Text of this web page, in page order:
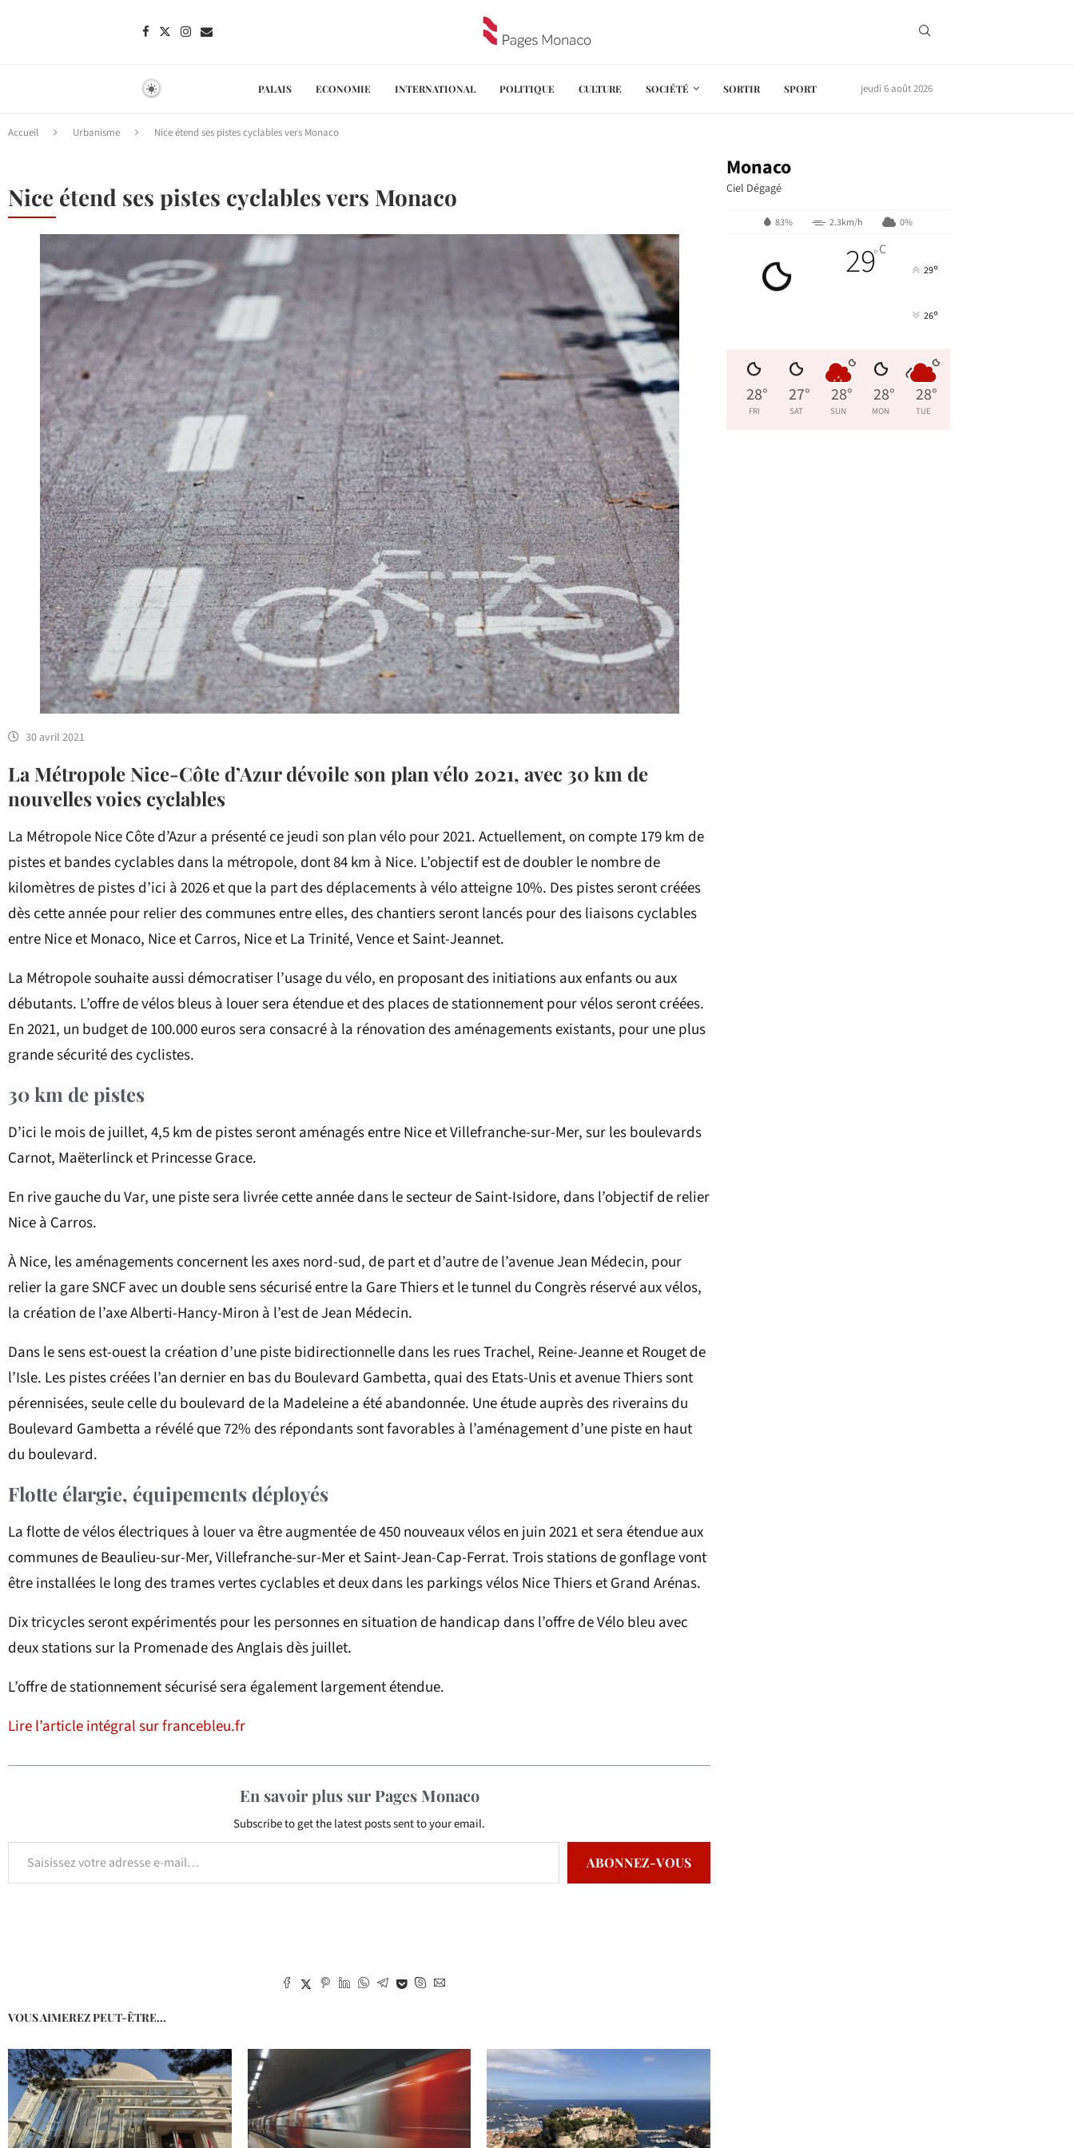
PALAIS ECONOMIE INTERNATIONAL POLITIQUE CULTURE SOCIÉTÉ SORTIR SPORT jeudi 6 août 2026
Accueil Urbanisme Nice étend ses pistes cyclables vers Monaco
Nice étend ses pistes cyclables vers Monaco
30 avril 2021
La Métropole Nice-Côte d’Azur dévoile son plan vélo 2021, avec 30 km de
nouvelles voies cyclables
La Métropole Nice Côte d’Azur a présenté ce jeudi son plan vélo pour 2021. Actuellement, on compte 179 km de
pistes et bandes cyclables dans la métropole, dont 84 km à Nice. L’objectif est de doubler le nombre de
kilomètres de pistes d’ici à 2026 et que la part des déplacements à vélo atteigne 10%. Des pistes seront créées
dès cette année pour relier des communes entre elles, des chantiers seront lancés pour des liaisons cyclables
entre Nice et Monaco, Nice et Carros, Nice et La Trinité, Vence et Saint-Jeannet.
La Métropole souhaite aussi démocratiser l’usage du vélo, en proposant des initiations aux enfants ou aux
débutants. L’offre de vélos bleus à louer sera étendue et des places de stationnement pour vélos seront créées.
En 2021, un budget de 100.000 euros sera consacré à la rénovation des aménagements existants, pour une plus
grande sécurité des cyclistes.
30 km de pistes
D’ici le mois de juillet, 4,5 km de pistes seront aménagés entre Nice et Villefranche-sur-Mer, sur les boulevards
Carnot, Maëterlinck et Princesse Grace.
En rive gauche du Var, une piste sera livrée cette année dans le secteur de Saint-Isidore, dans l’objectif de relier
Nice à Carros.
À Nice, les aménagements concernent les axes nord-sud, de part et d’autre de l’avenue Jean Médecin, pour
relier la gare SNCF avec un double sens sécurisé entre la Gare Thiers et le tunnel du Congrès réservé aux vélos,
la création de l’axe Alberti-Hancy-Miron à l’est de Jean Médecin.
Dans le sens est-ouest la création d’une piste bidirectionnelle dans les rues Trachel, Reine-Jeanne et Rouget de
l’Isle. Les pistes créées l’an dernier en bas du Boulevard Gambetta, quai des Etats-Unis et avenue Thiers sont
pérennisées, seule celle du boulevard de la Madeleine a été abandonnée. Une étude auprès des riverains du
Boulevard Gambetta a révélé que 72% des répondants sont favorables à l’aménagement d’une piste en haut
du boulevard.
Flotte élargie, équipements déployés
La flotte de vélos électriques à louer va être augmentée de 450 nouveaux vélos en juin 2021 et sera étendue aux
communes de Beaulieu-sur-Mer, Villefranche-sur-Mer et Saint-Jean-Cap-Ferrat. Trois stations de gonflage vont
être installées le long des trames vertes cyclables et deux dans les parkings vélos Nice Thiers et Grand Arénas.
Dix tricycles seront expérimentés pour les personnes en situation de handicap dans l’offre de Vélo bleu avec
deux stations sur la Promenade des Anglais dès juillet.
L’offre de stationnement sécurisé sera également largement étendue.
Lire l’article intégral sur francebleu.fr
En savoir plus sur Pages Monaco
Subscribe to get the latest posts sent to your email.
ABONNEZ-VOUS
VOUS AIMEREZ PEUT-ÊTRE...
Monaco
Ciel Dégagé
83% 2.3km/h 0%
29°C
29°
26°
28°
FRI
27°
SAT
28°
SUN
28°
MON
28°
TUE